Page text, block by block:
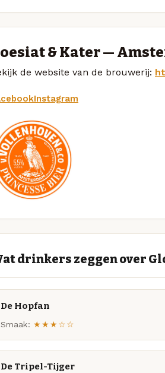
& Kater —
de website van de brouwerij:
Instagram
drinkers zeggen over
De Hopfan
Smaak: ★★★☆☆
De Tripel-Tijger